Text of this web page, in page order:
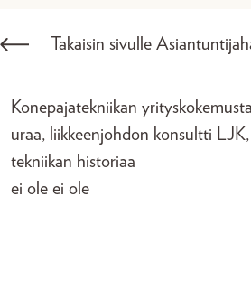
Takaisin sivulle
Konepajatekniikan
uraa, liikkeenjohdon konsultti
tekniikan historiaa
ei ole ei ole